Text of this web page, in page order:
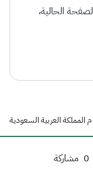
الحالية،
0 مشاركة